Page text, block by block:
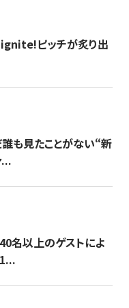
ピッチが炙り出
も見たことがない“新
...
名以上のゲストによ